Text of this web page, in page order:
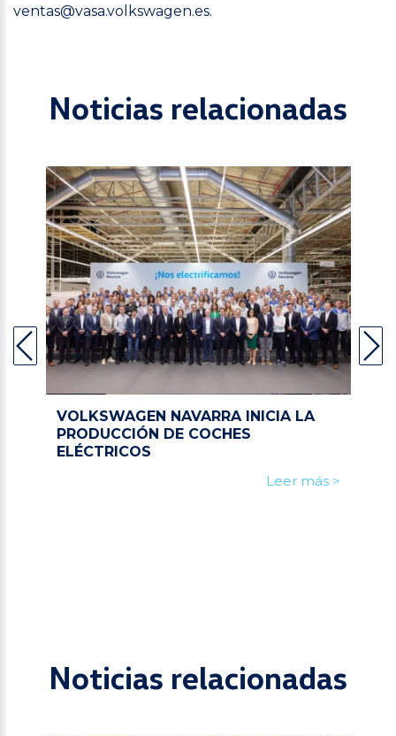
ventas@vasa.volkswagen.es.
Noticias relacionadas
VOLKSWAGEN NAVARRA INICIA LA
PRODUCCIÓN DE COCHES
ELÉCTRICOS
Leer más >
Noticias relacionadas